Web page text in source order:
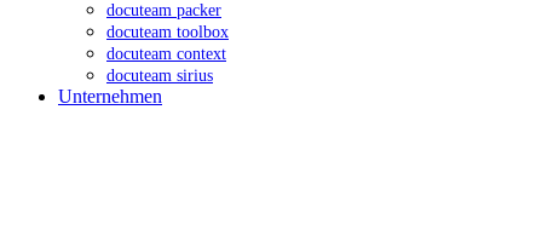
docuteam packer
docuteam toolbox
docuteam context
docuteam sirius
Unternehmen